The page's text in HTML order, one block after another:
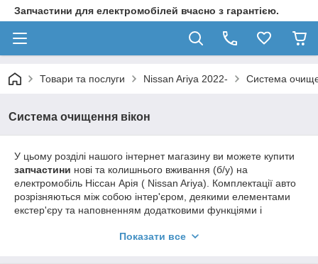
Запчастини для електромобілей вчасно з гарантією.
Товари та послуги Nissan Ariya 2022- Система
Система очищення вікон
У цьому розділі нашого інтернет магазину ви можете купити
запчастини нові та колишнього вживання (б/у) на
електромобіль Ніссан Арія ( Nissan Ariya). Комплектації авто
розрізняються між собою інтер'єром, деякими елементами
екстер'єру та наповненням додатковими функціями і
: склоочисник, мотор двірників, щітки
Показати все